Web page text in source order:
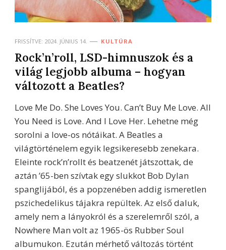
FRISSÍTVE: 2024. JÚNIUS 14. KULTÚRA
Rock’n’roll, LSD-himnuszok és a
világ legjobb albuma – hogyan
változott a Beatles?
Love Me Do. She Loves You. Can’t Buy Me Love. All
You Need is Love. And I Love Her. Lehetne még
sorolni a love-os nótáikat. A Beatles a
világtörténelem egyik legsikeresebb zenekara.
Eleinte rock’n’rollt és beatzenét játszottak, de
aztán ’65-ben szívtak egy slukkot Bob Dylan
spanglijából, és a popzenében addig ismeretlen
pszichedelikus tájakra repültek. Az első daluk,
amely nem a lányokról és a szerelemről szól, a
Nowhere Man volt az 1965-ös Rubber Soul
albumukon. Ezután mérhető változás történt